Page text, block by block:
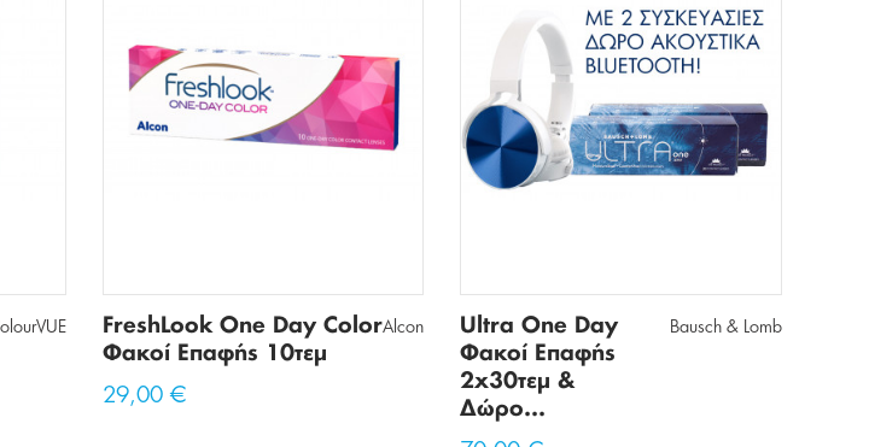
FreshLook One Day Color
Φακοί Επαφής 10τεμ
Alcon
29,00 €
Ultra One Day
Φακοί Επαφής
2x30τεμ &
Δώρο...
Bausch & Lomb